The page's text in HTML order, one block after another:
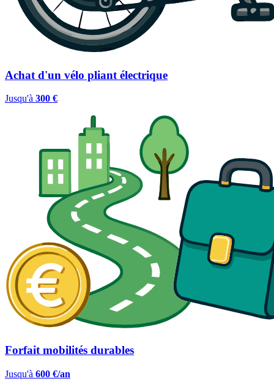
Achat d'un vélo pliant électrique
Jusqu'à 300 €
Forfait mobilités durables
Jusqu'à 600 €/an